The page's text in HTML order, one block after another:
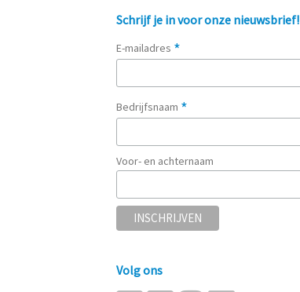
Schrijf je in voor onze nieuwsbrief!
E-mailadres *
Bedrijfsnaam *
Voor- en achternaam
Volg ons